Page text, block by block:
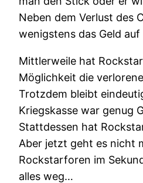
Neben dem Verlust des
wenigstens das Geld
Mittlerweile hat
Möglichkeit die
Trotzdem bleibt
Kriegskasse war genug
Stattdessen hat
Aber jetzt geht es nicht
Rockstarforen im
alles weg…